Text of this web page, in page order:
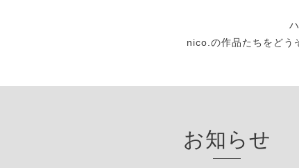
nico.の作品たちをどう
お知らせ